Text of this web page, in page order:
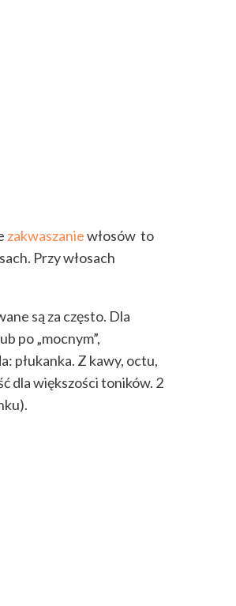
zakwaszaniewłosów to
Przy włosach
są za często. Dla
po „mocnym”,
płukanka. Z kawy, octu,
dla większości toników. 2